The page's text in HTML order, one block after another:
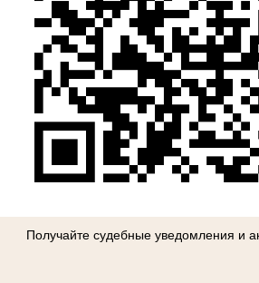
Получайте судебные уведомления и